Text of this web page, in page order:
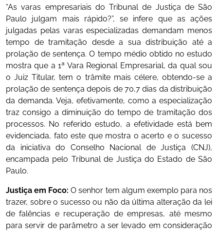
“As varas empresariais do Tribunal de Justiça de São
Paulo julgam mais rápido?”, se infere que as ações
julgadas pelas varas especializadas demandam menos
tempo de tramitação desde a sua distribuição até a
prolação de sentença. O tempo médio obtido no estudo
mostra que a 1ª Vara Regional Empresarial, da qual sou
o Juiz Titular, tem o trâmite mais célere, obtendo-se a
prolação de sentença depois de 70,7 dias da distribuição
da demanda. Veja, efetivamente, como a especialização
traz consigo a diminuição do tempo de tramitação dos
processos. No referido estudo, a efetividade está bem
evidenciada, fato este que mostra o acerto e o sucesso
da iniciativa do Conselho Nacional de Justiça (CNJ),
encampada pelo Tribunal de Justiça do Estado de São
Paulo.
Justiça em Foco: O senhor tem algum exemplo para nos
trazer, sobre o sucesso ou não da última alteração da lei
de falências e recuperação de empresas, até mesmo
para servir de parâmetro a ser levado em consideração